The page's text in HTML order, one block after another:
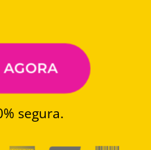
segura.